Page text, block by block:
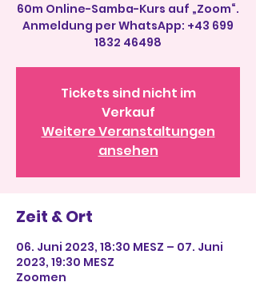
60m Online-Samba-Kurs auf „Zoom“.
Anmeldung per WhatsApp: +43 699
1832 46498
Tickets sind nicht im
Verkauf
Weitere Veranstaltungen
ansehen
Zeit & Ort
06. Juni 2023, 18:30 MESZ – 07. Juni
2023, 19:30 MESZ
Zoomen